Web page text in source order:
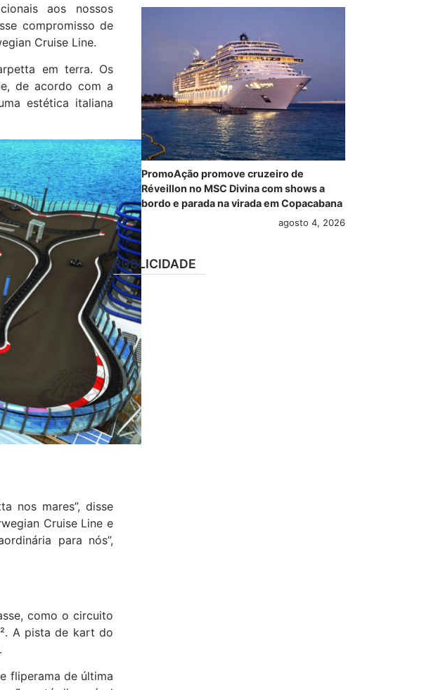
aos nossos
compromisso de
Cruise Line.
em terra. Os
de acordo com a
estética italiana
nos mares”, disse
Cruise Line e
para nós”,
como o circuito
A pista de kart do
fliperama de última
PromoAção promove cruzeiro de
Réveillon no MSC Divina com shows a
bordo e parada na virada em Copacabana
agosto 4, 2026
PUBLICIDADE